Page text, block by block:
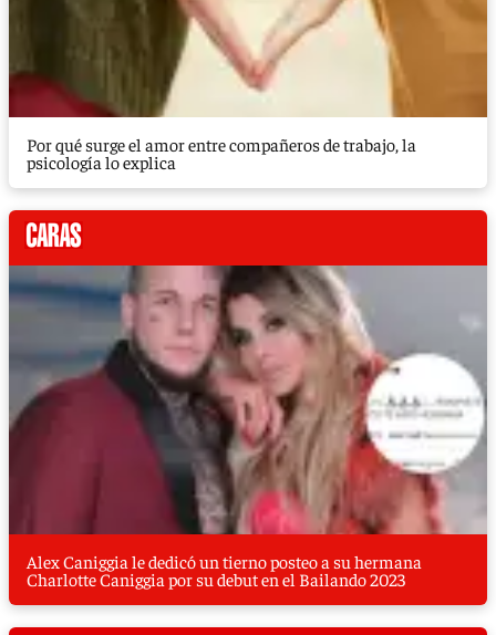
Por qué surge el amor entre compañeros de trabajo, la
psicología lo explica
Alex Caniggia le dedicó un tierno posteo a su hermana
Charlotte Caniggia por su debut en el Bailando 2023